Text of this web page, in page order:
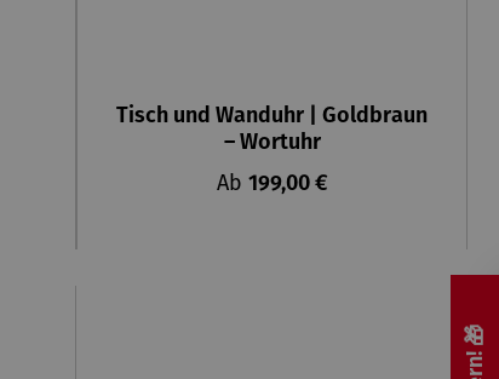
Tisch und Wanduhr | Goldbraun
– Wortuhr
Regulärer Preis:
Ab 199,00 €